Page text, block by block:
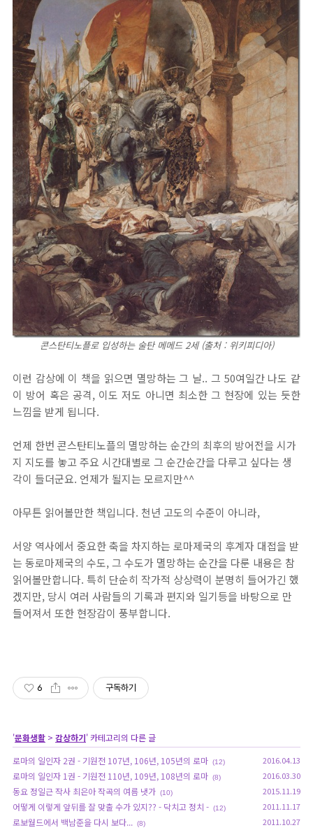
콘스탄티노플로 입성하는 술탄 메메드 2세 (출처 : 위키피디아)
이런 감상에 이 책을 읽으면 멸망하는 그 날.. 그 50여일간 나도 같
이 방어 혹은 공격, 이도 저도 아니면 최소한 그 현장에 있는 듯한
느낌을 받게 됩니다.
언제 한번 콘스탄티노플의 멸망하는 순간의 최후의 방어전을 시가
지 지도를 놓고 주요 시간대별로 그 순간순간을 다루고 싶다는 생
각이 들더군요. 언제가 될지는 모르지만^^
아무튼 읽어볼만한 책입니다. 천년 고도의 수준이 아니라,
서양 역사에서 중요한 축을 차지하는 로마제국의 후계자 대접을 받
는 동로마제국의 수도, 그 수도가 멸망하는 순간을 다룬 내용은 참
읽어볼만합니다. 특히 단순히 작가적 상상력이 분명히 들어가긴 했
겠지만, 당시 여러 사람들의 기록과 편지와 일기등을 바탕으로 만
들어져서 또한 현장감이 풍부합니다.
6 구독하기
'문화생활 > 감상하기' 카테고리의 다른 글
로마의 일인자 2권 - 기원전 107년, 106년, 105년의 로마 (12) 2016.04.13
로마의 일인자 1권 - 기원전 110년, 109년, 108년의 로마 (8) 2016.03.30
동요 정일근 작사 최은아 작곡의 여름 냇가 (10) 2015.11.19
어떻게 이렇게 앞뒤를 잘 맞출 수가 있지?? - 닥치고 정치 - (12) 2011.11.17
로보월드에서 백남준을 다시 보다... (8) 2011.10.27